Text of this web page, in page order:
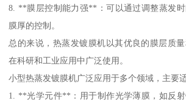
8. **膜层控制能力强**：可以通过调整蒸发
膜厚的控制。
总的来说，热蒸发镀膜机以其优良的膜层质
在科研和工业应用中广泛使用。
小型热蒸发镀膜机广泛应用于多个领域，主要
1. **光学元件**：用于制作光学薄膜，如反